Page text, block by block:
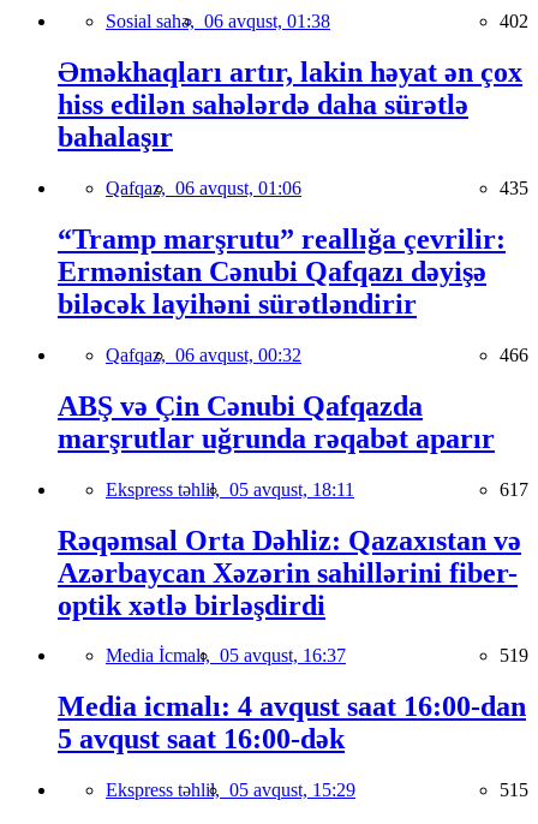
Sosial sahə, 06 avqust, 01:38 402
Əməkhaqları artır, lakin həyat ən çox
hiss edilən sahələrdə daha sürətlə
bahalaşır
Qafqaz, 06 avqust, 01:06 435
“Tramp marşrutu” reallığa çevrilir:
Ermənistan Cənubi Qafqazı dəyişə
biləcək layihəni sürətləndirir
Qafqaz, 06 avqust, 00:32 466
ABŞ və Çin Cənubi Qafqazda
marşrutlar uğrunda rəqabət aparır
Ekspress təhlil, 05 avqust, 18:11 617
Rəqəmsal Orta Dəhliz: Qazaxıstan və
Azərbaycan Xəzərin sahillərini fiber-
optik xətlə birləşdirdi
Media İcmalı, 05 avqust, 16:37 519
Media icmalı: 4 avqust saat 16:00-dan
5 avqust saat 16:00-dək
Ekspress təhlil, 05 avqust, 15:29 515